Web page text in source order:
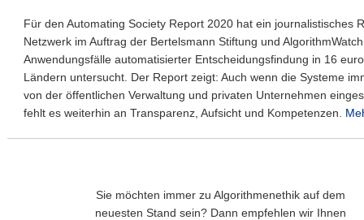
Für den Automating Society Report 2020 hat ein journalistisches
Netzwerk im Auftrag der Bertelsmann Stiftung und
Anwendungsfälle automatisierter Entscheidungsfindung in 16
Ländern untersucht. Der Report zeigt: Auch wenn die Systeme
von der öffentlichen Verwaltung und privaten Unternehmen
fehlt es weiterhin an Transparenz, Aufsicht und Kompetenzen.
Sie möchten immer zu Algorithmenethik auf dem
neuesten Stand sein? Dann empfehlen wir Ihnen